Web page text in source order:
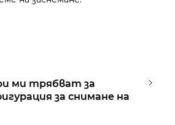
ми трябват за
за снимане на